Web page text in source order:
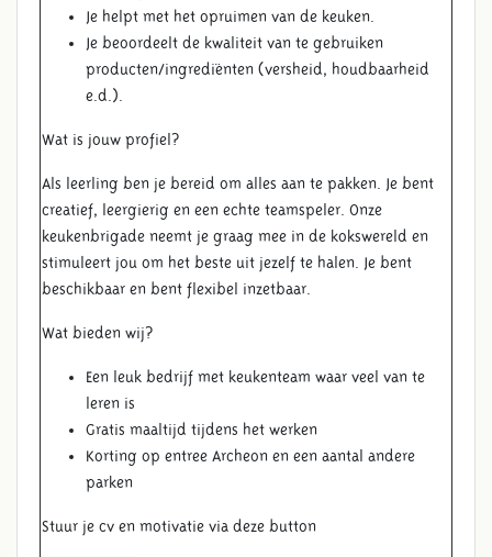
Je helpt met het opruimen van de keuken.
Je beoordeelt de kwaliteit van te gebruiken
producten/ingrediënten (versheid, houdbaarheid
e.d.).
Wat is jouw profiel?
Als leerling ben je bereid om alles aan te pakken. Je bent
creatief, leergierig en een echte teamspeler. Onze
keukenbrigade neemt je graag mee in de kokswereld en
stimuleert jou om het beste uit jezelf te halen. Je bent
beschikbaar en bent flexibel inzetbaar.
Wat bieden wij?
Een leuk bedrijf met keukenteam waar veel van te
leren is
Gratis maaltijd tijdens het werken
Korting op entree Archeon en een aantal andere
parken
Stuur je cv en motivatie via deze button